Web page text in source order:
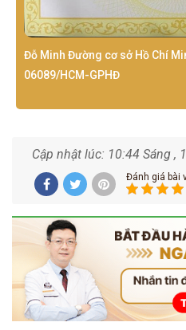
Đỗ Minh Đường cơ sở Hồ Chí
06089/HCM-GPHĐ
Cập nhật lúc: 10:44 Sáng ,
Đánh giá bài